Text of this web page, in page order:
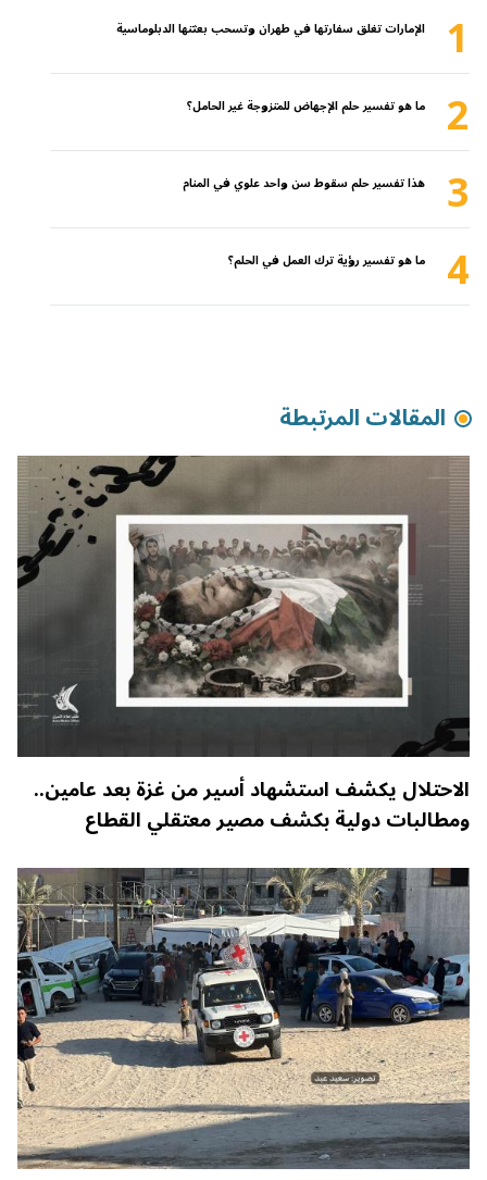
1 الإمارات تغلق سفارتها في طهران وتسحب بعثتها الدبلوماسية
2 ما هو تفسير حلم الإجهاض للمتزوجة غير الحامل؟
3 هذا تفسير حلم سقوط سن واحد علوي في المنام
4 ما هو تفسير رؤية ترك العمل في الحلم؟
المقالات المرتبطة
الاحتلال يكشف استشهاد أسير من غزة بعد عامين..
ومطالبات دولية بكشف مصير معتقلي القطاع